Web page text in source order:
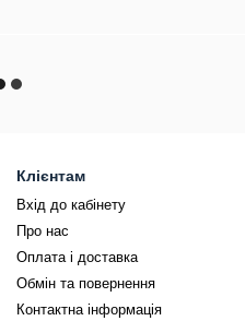
Клієнтам
Вхід до кабінету
Про нас
Оплата і доставка
Обмін та повернення
Контактна інформація